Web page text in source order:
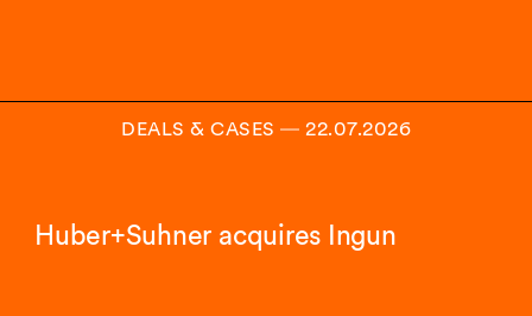
DEALS & CASES ― 22.07.2026
Huber+Suhner acquires Ingun